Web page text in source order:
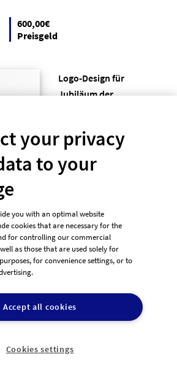
600,00€
Preisgeld
Logo-Design für
Jubiläum der
Wir feiern im Jahr 2020
unser 40-jähriges
Bestehen. Aus diesem
Grund benötigen wir,
Logo, ein zusätzliches
Name 'Ingenieurkammer
verwendet werden und '40
im Logo vorkommen, das
320,00€
your privacy
to your
you with an optimal website
cookies that are necessary for the
for controlling our commercial
as those that are used solely for
for convenience settings, or to
Accept all cookies
Cookies settings